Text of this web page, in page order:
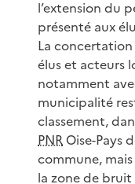
l’extension du
présenté aux
La concertation
élus et acteurs
notamment
municipalité
classement,
PNR Oise-Pays
commune,
la zone de bruit